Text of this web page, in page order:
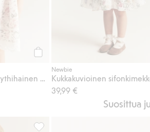
Kukkakuvioinen lyhythihainen mekko
Newbie
Kukkakuvioinen
39,99 €
Suosittua